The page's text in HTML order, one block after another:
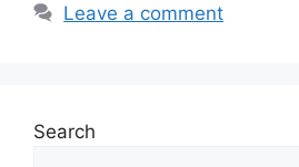
Leave a comment
Search